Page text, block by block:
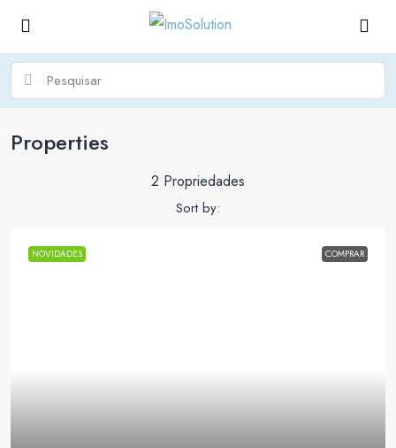
Properties
2 Propriedades
Sort by:
NOVIDADES COMPRAR